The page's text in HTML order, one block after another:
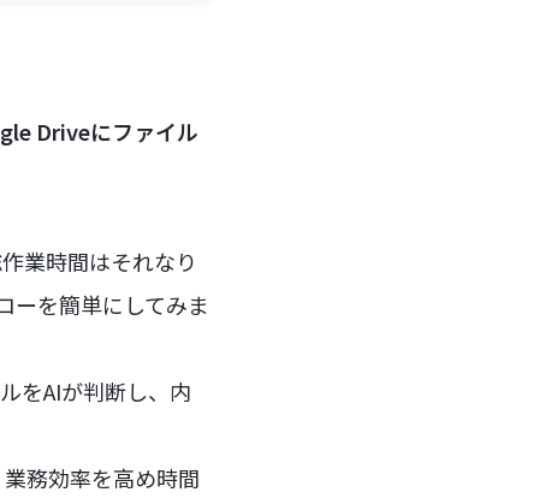
Driveにファイル
業時間はそれなり
ーを簡単にしてみま
をAIが判断し、内
務効率を高め時間